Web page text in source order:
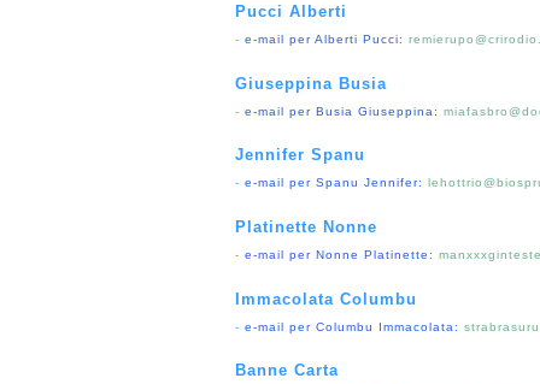
Pucci Alberti
- e-mail per Alberti Pucci:
Giuseppina Busia
- e-mail per Busia Giuseppina:
Jennifer Spanu
- e-mail per Spanu Jennifer:
Platinette Nonne
- e-mail per Nonne Platinette:
Immacolata Columbu
- e-mail per Columbu Immacolata:
Banne Carta